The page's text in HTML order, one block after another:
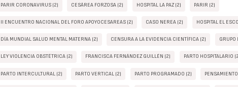
PARIR CORONAVIRUS (2) CESÁREA FORZOSA (2) HOSPITAL LA PAZ (2) PARIR (2)
II ENCUENTRO NACIONAL DEL FORO APOYOCESAREAS (2) CASO NEREA (2) HOSPITAL EL
DÍA MUNDIAL SALUD MENTAL MATERNA (2) CENSURA A LA EVIDENCIA CIENTÍFICA (2) GRUPO
LEY VIOLENCIA OBSTÉTRICA (2) FRANCISCA FERNÁNDEZ GUILLÉN (2) PARTO HOSPITALARIO
PARTO INTERCULTURAL (2) PARTO VERTICAL (2) PARTO PROGRAMADO (2)